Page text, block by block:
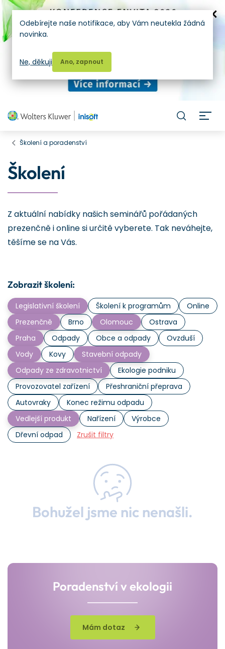
Školení a poradenství
Školení
Z aktuální nabídky našich seminářů pořádaných
prezenčně i online si určitě vyberete. Tak neváhejte,
těšíme se na Vás.
Zobrazit školení:
Legislativní školení Školení k programům
Online
Prezenčně
Brno Olomouc
Ostrava
Praha
Odpady Obce a odpady
Ovzduší
Vody
Kovy
Stavební odpady
Odpady ze zdravotnictví
Ekologie podniku
Provozovatel zařízení
Přeshraniční přeprava
Autovraky
Konec režimu odpadu
Vedlejší produkt
Nařízení
Výrobce
Dřevní odpad
Zrušit filtry
Bohužel jsme nic nenašli.
Poradenství v ekologii
Mám dotaz
Odebírejte naše notifikace, aby Vám neutekla žádná
novinka.
Ano, zapnout
Ne, děkuji